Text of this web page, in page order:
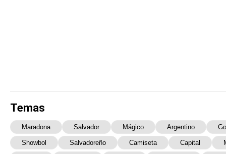
Temas
Maradona Salvador Mágico Argentino
Showbol Salvadoreño Camiseta Capital